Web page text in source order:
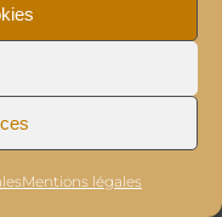
Mentions légales